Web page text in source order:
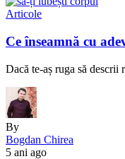
Articole
Ce înseamnă cu
Dacă te-aș ruga să
By
Bogdan Chirea
5 ani ago